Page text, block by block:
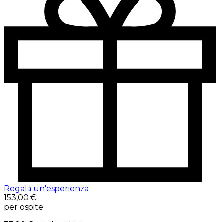
Regala un'esperienza
153,00 €
per ospite